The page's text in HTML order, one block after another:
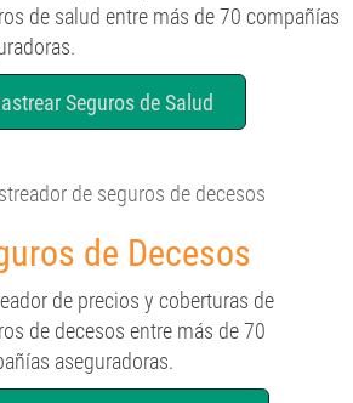
de salud entre más de 70 compañías
Seguros de Salud
de Decesos
de precios y coberturas de
de decesos entre más de 70
aseguradoras.